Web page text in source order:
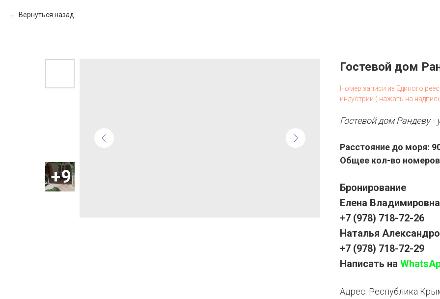
Вернуться назад
Гостевой дом
Номер записи из Единого
индустрии ( нажать на
Гостевой дом Рандеву
Расстояние до моря:
Общее кол-во
Бронирование
Елена Владимировна
+7 (978) 718-72-26
Наталья
+7 (978) 718-72-29
Написать на
Адрес: Республика